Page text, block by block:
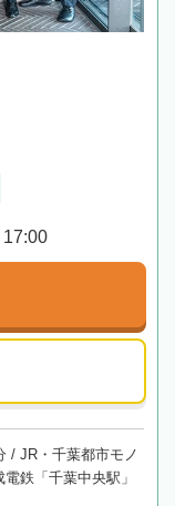
17:00
/ JR・千葉都市モノ
鉄「千葉中央駅」